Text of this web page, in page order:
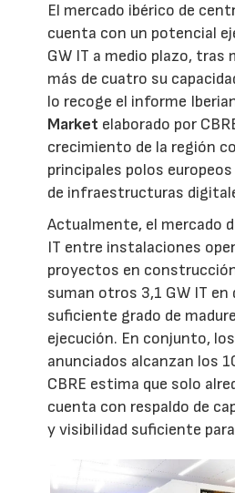
El mercado ibérico de
cuenta con un potencial
GW IT a medio plazo, tras
más de cuatro su
lo recoge el informe
Market elaborado por
crecimiento de la región
principales polos
de infraestructuras
Actualmente, el mercado
IT entre instalaciones
proyectos en
suman otros 3,1 GW IT en
suficiente grado de
ejecución. En conjunto,
anunciados alcanzan los
CBRE estima que solo
cuenta con respaldo de
y visibilidad suficiente